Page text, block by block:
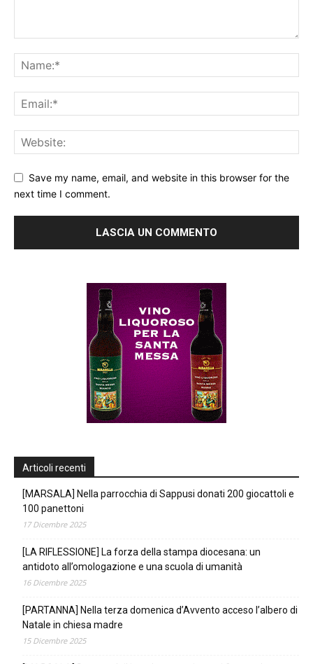
Save my name, email, and website in this browser for the
next time I comment.
Articoli recenti
[MARSALA] Nella parrocchia di Sappusi donati 200 giocattoli e
100 panettoni
17 Dicembre 2025
[LA RIFLESSIONE] La forza della stampa diocesana: un
antidoto all’omologazione e una scuola di umanità
16 Dicembre 2025
[PARTANNA] Nella terza domenica d’Avvento acceso l’albero di
Natale in chiesa madre
15 Dicembre 2025